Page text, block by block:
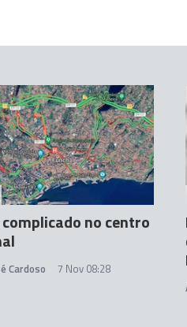
no centro
Cardoso 7 Nov 08:28